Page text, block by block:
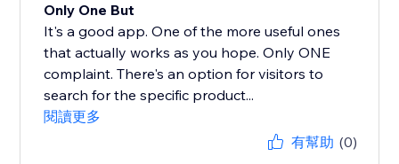
Only One But
It's a good app. One of the more useful ones
that actually works as you hope. Only ONE
complaint. There's an option for visitors to
search for the specific product...
閱讀更多
有幫助 (0)